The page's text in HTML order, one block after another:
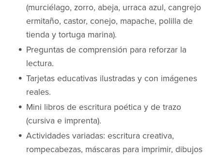
(murciélago, zorro, abeja, urraca azul, cangrejo
ermitaño, castor, conejo, mapache, polilla de
tienda y tortuga marina).
Preguntas de comprensión para reforzar la
lectura.
Tarjetas educativas ilustradas y con imágenes
reales.
Mini libros de escritura poética y de trazo
(cursiva e imprenta).
Actividades variadas: escritura creativa,
rompecabezas, máscaras para imprimir, dibujos